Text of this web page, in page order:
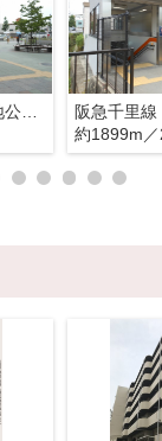
北大阪急行線 緑地公園駅
阪急千里
約1899m